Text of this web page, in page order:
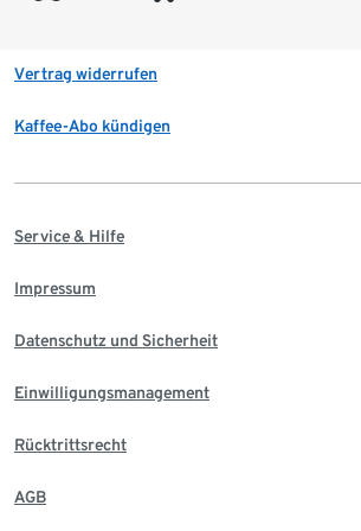
Vertrag widerrufen
Kaffee-Abo kündigen
Service & Hilfe
Impressum
Datenschutz und Sicherheit
Einwilligungsmanagement
Rücktrittsrecht
AGB